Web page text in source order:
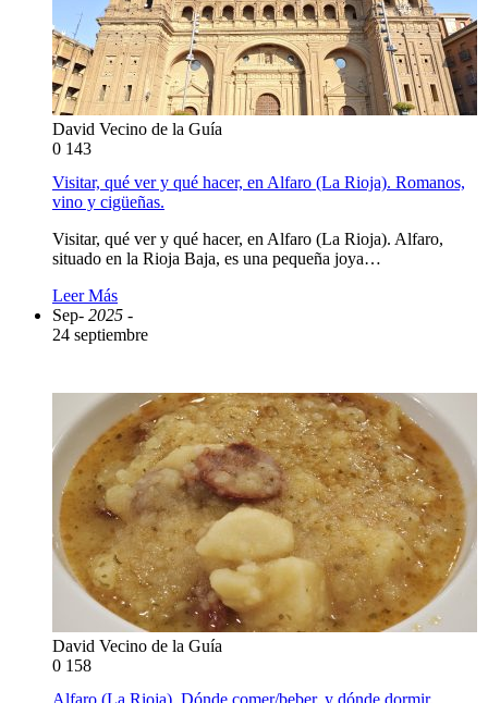
David Vecino de la Guía
0 143
Visitar, qué ver y qué hacer, en Alfaro (La Rioja). Romanos,
vino y cigüeñas.
Visitar, qué ver y qué hacer, en Alfaro (La Rioja). Alfaro,
situado en la Rioja Baja, es una pequeña joya…
Leer Más
Sep- 2025 -
24 septiembre
David Vecino de la Guía
0 158